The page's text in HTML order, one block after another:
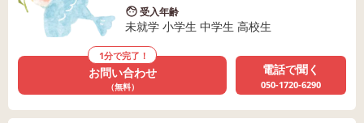
受入年齢
未就学 小学生 中学生 高校生
1分で完了！
お問い合わせ
（無料）
電話で聞く
050-1720-6290